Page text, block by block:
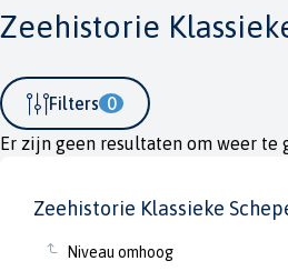
Zeehistorie Klassieke
Niveau omhoog
Zeehistorie
Filters 0
Er zijn geen resultaten om weer te